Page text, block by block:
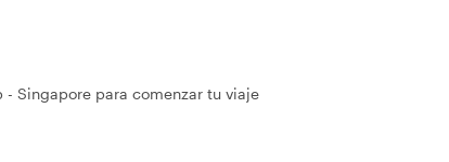
- Singapore para comenzar tu viaje